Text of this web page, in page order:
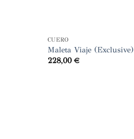
CUERO
Maleta Viaje (Exclusive)
228,00 €